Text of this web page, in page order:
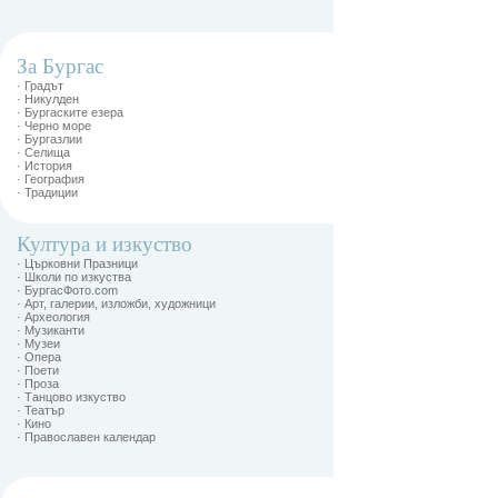
За Бургас
· Градът
· Никулден
· Бургаските езера
· Черно море
· Бургазлии
· Селища
· История
· География
· Традиции
Култура и изкуство
· Църковни Празници
· Школи по изкуства
· БургасФото.com
· Арт, галерии, изложби, художници
· Археология
· Музиканти
· Музеи
· Опера
· Поети
· Проза
· Танцово изкуство
· Театър
· Кино
· Православен календар